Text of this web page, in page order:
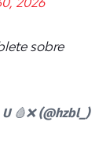
sobre
🩸❌ (@hzbl_)